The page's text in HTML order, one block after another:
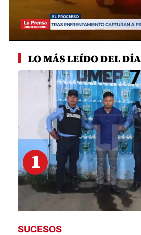
secondsLO MÁS LEÍDO DEL DÍA
1
SUCESOS